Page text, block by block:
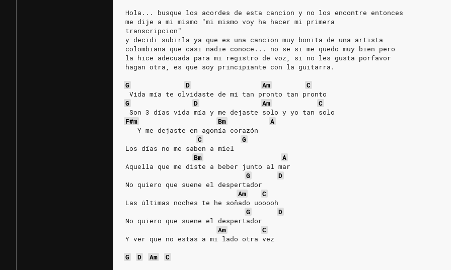
Hola... busque los acordes de esta cancion y no los encontre entonces
me dije a mi mismo "mi mismo voy ha hacer mi primera
transcripcion"
y decidi subirla ya que es una cancion muy bonita de una artista
colombiana que casi nadie conoce... no se si me quedo muy bien pero
la hice adecuada para mi registro de voz, si no les gusta porfavor
hagan otra, es que soy principiante con la guitarra.
G
D Am
C
Vida mía te olvidaste de mi tan pronto tan pronto
G
D Am
C
Son 3 días vida mía y me dejaste solo y yo tan solo
F#m
Bm
A
   Y me dejaste en agonía corazón
C
G
Los días no me saben a miel
Bm
A
Aquella que me diste a beber junto al mar
G
D
No quiero que suene el despertador
Am
C
Las últimas noches te he soñado uooooh
G
D
No quiero que suene el despertador
Am
C
Y ver que no estas a mi lado otra vez
G
D Am
C